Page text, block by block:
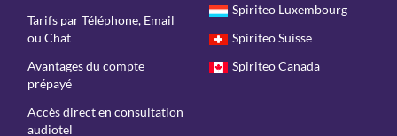
Tarifs par Téléphone, Email
ou Chat
Avantages du compte
prépayé
Accès direct en consultation
audiotel
Spiriteo Luxembourg
Spiriteo Suisse
Spiriteo Canada